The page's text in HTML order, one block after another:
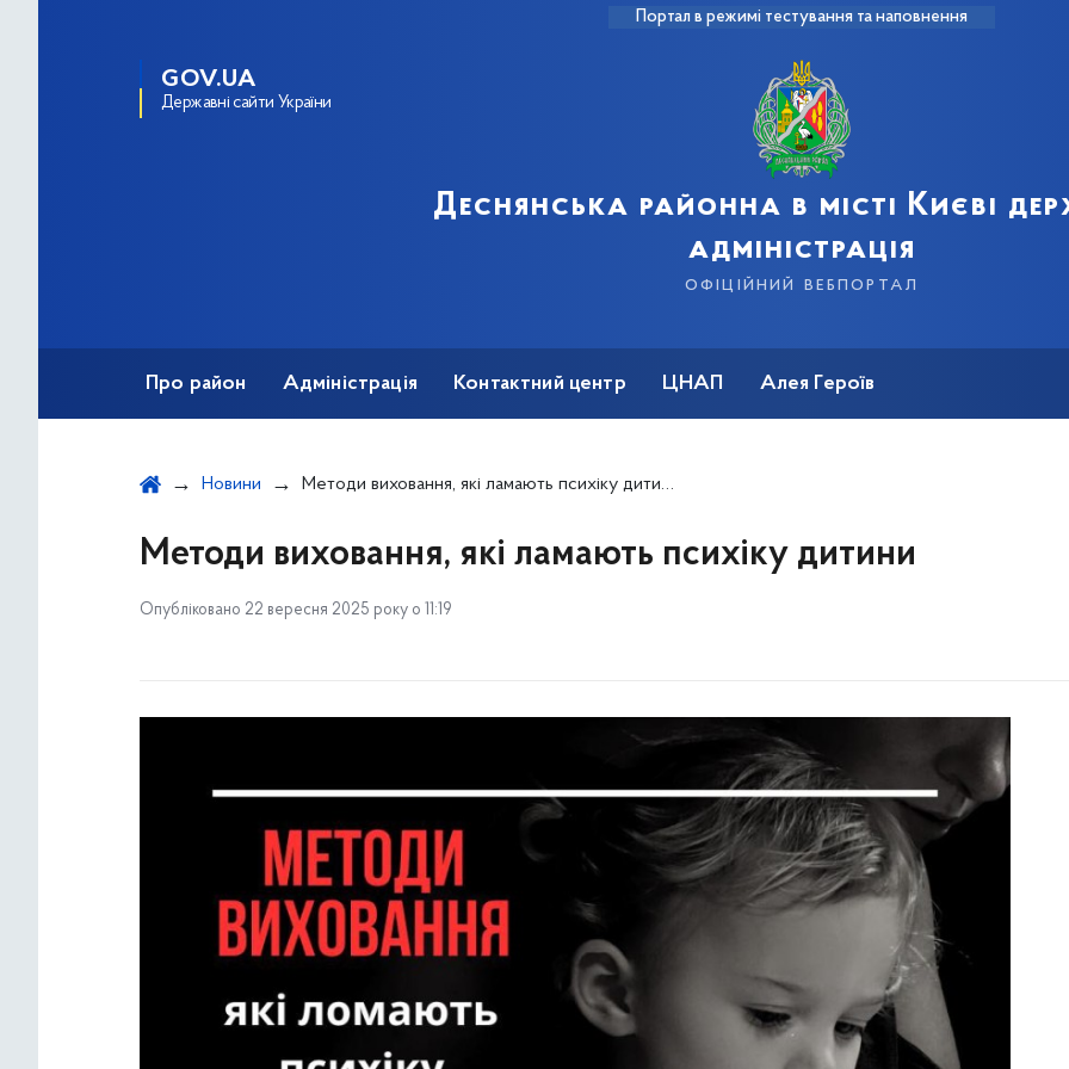
Портал в режимі тестування та наповнення
GOV.UA
Державні сайти України
Деснянська районна в місті Києві
адміністрація
офіційний вебпортал
Про район Адміністрація Контактний центр ЦНАП Алея Героїв
Новини Методи виховання, які ламають психіку дитини
Методи виховання, які ламають психіку дитини
Опубліковано 22 вересня 2025 року о 11:19